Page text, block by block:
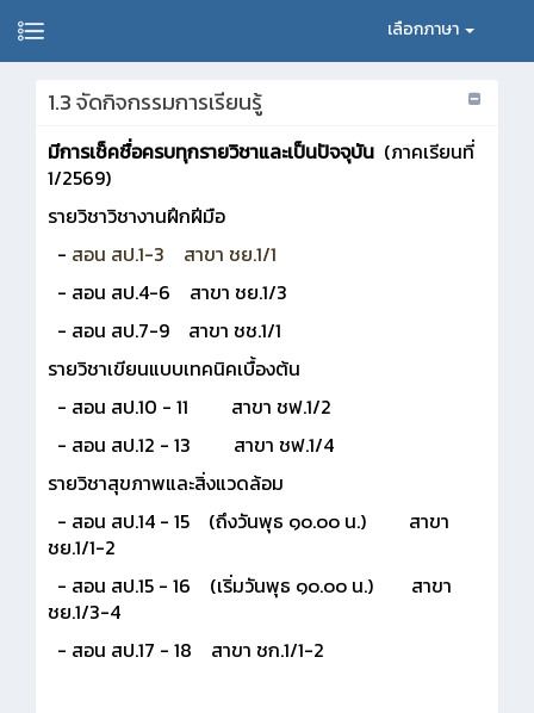
เลือกภาษา
1.3 จัดกิจกรรมการเรียนรู้
มีการเช็คชื่อครบทุกรายวิชาและเป็นปัจจุบัน (ภาคเรียนที่
1/2569)
รายวิชาวิชางานฝึกฝีมือ
- สอน สป.1-3 สาขา ชย.1/1
- สอน สป.4-6 สาขา ชย.1/3
- สอน สป.7-9 สาขา ชช.1/1
รายวิชาเขียนแบบเทคนิคเบื้องต้น
- สอน สป.10 - 11 สาขา ชฟ.1/2
- สอน สป.12 - 13 สาขา ชฟ.1/4
รายวิชาสุขภาพและสิ่งแวดล้อม
- สอน สป.14 - 15 (ถึงวันพุธ ๑๐.๐๐ น.) สาขา
ชย.1/1-2
- สอน สป.15 - 16 (เริ่มวันพุธ ๑๐.๐๐ น.) สาขา
ชย.1/3-4
- สอน สป.17 - 18 สาขา ชก.1/1-2